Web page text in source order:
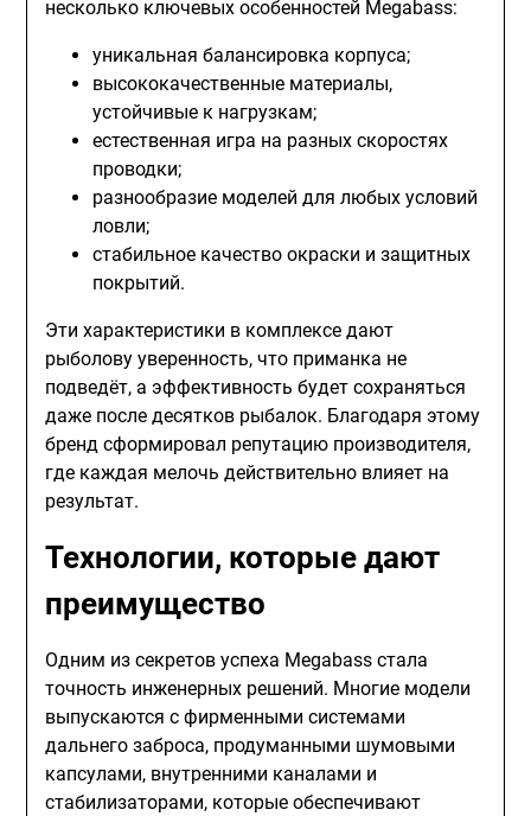
несколько ключевых особенностей Megabass:
уникальная балансировка корпуса;
высококачественные материалы,
устойчивые к нагрузкам;
естественная игра на разных скоростях
проводки;
разнообразие моделей для любых условий
ловли;
стабильное качество окраски и защитных
покрытий.
Эти характеристики в комплексе дают
рыболову уверенность, что приманка не
подведёт, а эффективность будет сохраняться
даже после десятков рыбалок. Благодаря этому
бренд сформировал репутацию производителя,
где каждая мелочь действительно влияет на
результат.
Технологии, которые дают
преимущество
Одним из секретов успеха Megabass стала
точность инженерных решений. Многие модели
выпускаются с фирменными системами
дальнего заброса, продуманными шумовыми
капсулами, внутренними каналами и
стабилизаторами, которые обеспечивают